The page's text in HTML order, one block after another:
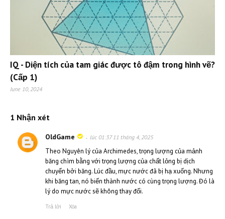
IQ - Diện tích của tam giác được tô đậm trong hình vẽ?
(Cấp 1)
June 10, 2024
1 Nhận xét
OldGame lúc 01:37 11 tháng 4, 2025
Theo Nguyên lý của Archimedes, trọng lượng của mảnh
băng chìm bằng với trọng lượng của chất lỏng bị dịch
chuyển bởi băng. Lúc đầu, mực nước đã bị hạ xuống. Nhưng
khi băng tan, nó biến thành nước có cùng trọng lượng. Đó là
lý do mực nước sẽ không thay đổi.
Trả lời Xóa